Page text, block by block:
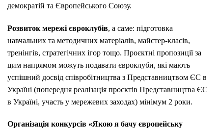
демократій та Європейського Союзу.
Розвиток мережі євроклубів, а саме: підготовка
навчальних та методичних матеріалів, майстер-класів,
тренінгів, стратегічних ігор тощо. Проєктні пропозиції за
цим напрямом можуть подавати євроклуби, які мають
успішний досвід співробітництва з Представництвом ЄС в
Україні (попередня реалізація проєктів Представництва ЄС
в Україні, участь у мережевих заходах) мінімум 2 роки.
Організація конкурсів «Якою я бачу європейську